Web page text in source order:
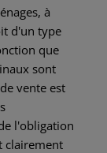
à
d'un type
que
sont
vente est
l'obligation
clairement